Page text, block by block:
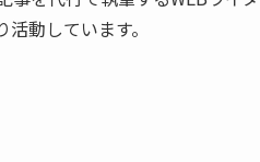
動しています。